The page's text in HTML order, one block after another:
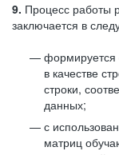
9. Процесс работы
заключается в
в качестве
строки,
данных;
с
матриц